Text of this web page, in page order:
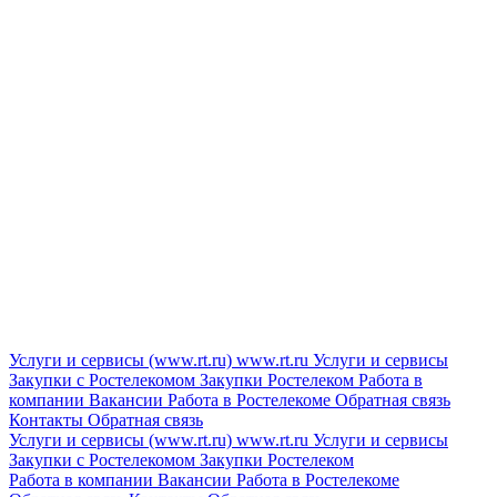
Услуги и сервисы (www.rt.ru) www.rt.ru Услуги и сервисы
Закупки с Ростелекомом Закупки Ростелеком Работа в
компании Вакансии Работа в Ростелекоме Обратная связь
Контакты Обратная связь
Услуги и сервисы (www.rt.ru) www.rt.ru Услуги и сервисы
Закупки с Ростелекомом Закупки Ростелеком
Работа в компании Вакансии Работа в Ростелекоме